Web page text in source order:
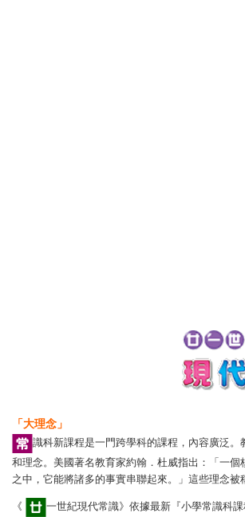
「大理念」
識科新課程是一門跨學科的課程，內容廣泛
和理念。美國著名教育家約翰．杜威指出：「一
之中，它能將諸多的事實串聯起來。」這些理念
《 一世紀現代常識》 依據最新『小學常識科